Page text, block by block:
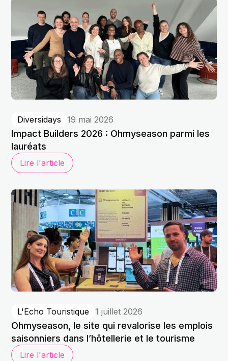
Diversidays 19 mai 2026
Impact Builders 2026 : Ohmyseason parmi les
lauréats
Lire l'article
L'Echo Touristique 1 juillet 2026
Ohmyseason, le site qui revalorise les emplois
saisonniers dans l’hôtellerie et le tourisme
Lire l'article